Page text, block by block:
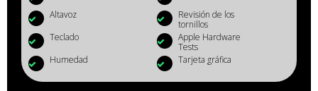
Altavoz
Revisión de los
tornillos
Teclado
Apple Hardware
Tests
Humedad
Tarjeta gráfica